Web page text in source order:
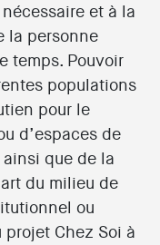
et à la
la personne
temps. Pouvoir
populations
pour le
d’espaces de
que de la
du milieu de
ou
projet Chez Soi à